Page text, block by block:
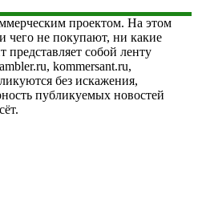
проектом. На этом
чего не покупают, ни какие
представляет собой ленту
kommersant.ru,
без искажения,
публикуемых новостей